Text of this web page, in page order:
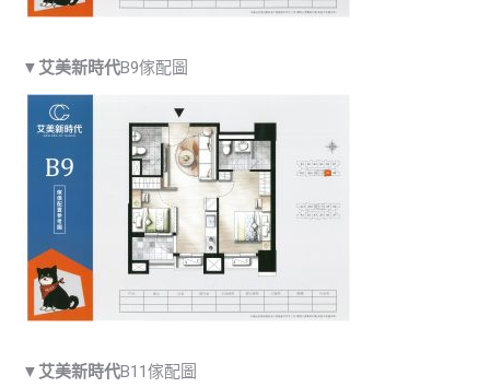
▼ 艾美新時代B9傢配圖
▼ 艾美新時代B11傢配圖